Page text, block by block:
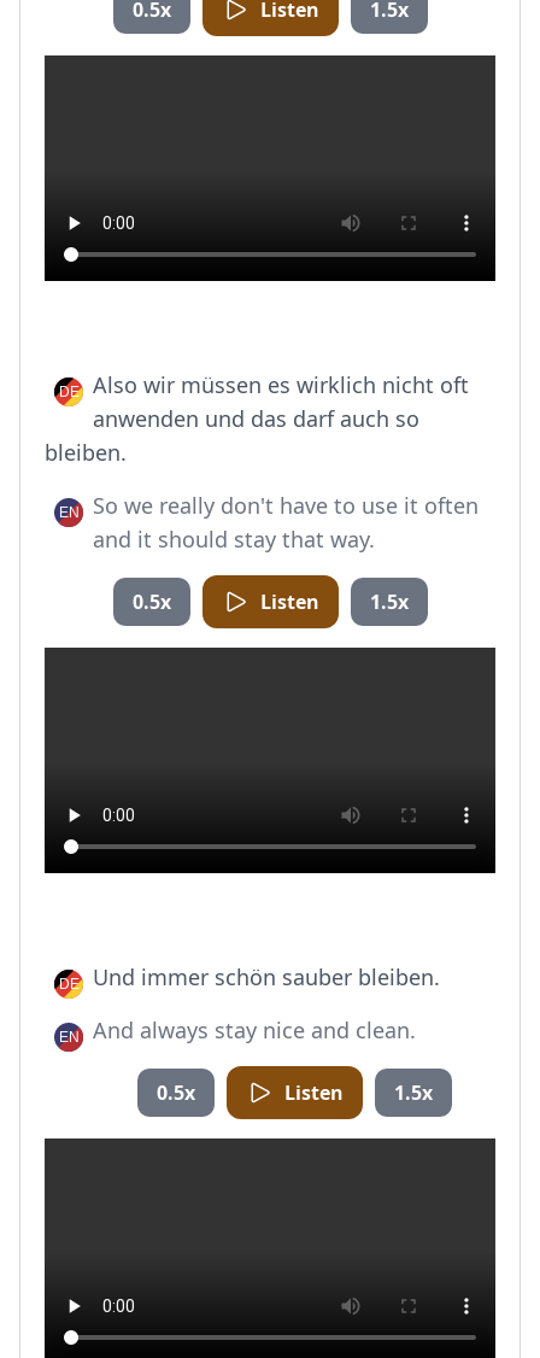
0.5x Listen 1.5x
Also wir müssen es wirklich nicht oft
anwenden und das darf auch so
bleiben.
So we really don't have to use it often
and it should stay that way.
0.5x Listen 1.5x
Und immer schön sauber bleiben.
And always stay nice and clean.
0.5x Listen 1.5x